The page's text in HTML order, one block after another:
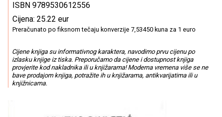
ISBN 9789530612556
Cijena: 25.22 eur
Preračunato po fiksnom tečaju konverzije 7,53450 kuna za 1 euro
Cijene knjiga su informativnog karaktera, navodimo prvu cijenu po
izlasku knjige iz tiska. Preporučamo da cijene i dostupnost knjiga
provjerite kod nakladnika ili u knjižarama! Moderna vremena više se ne
bave prodajom knjiga, potražite ih u knjižarama, antikvarijatima ili u
knjižnicama.